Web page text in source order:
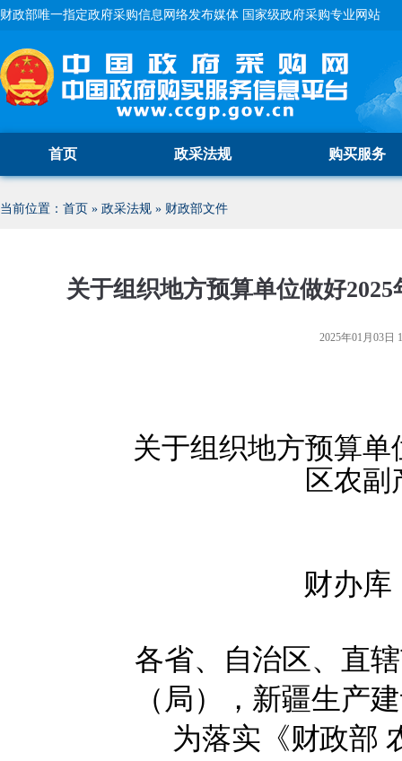
财政部唯一指定政府采购信息网络发布媒体 国家级政府采购专业网站
首页 政采法规 购买服务
当前位置： 首页 » 政采法规 » 财政部文件
关于组织地方预算单位做好
2025年01月03日
关于组织地方预算单
区农副
财办库
各省、自治区、直
（局），新疆生产
为落实《财政部